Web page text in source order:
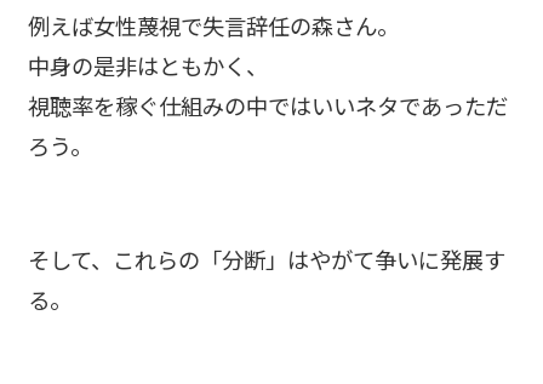
例えば女性蔑視で失言辞任の森さん。
中身の是非はともかく、
視聴率を稼ぐ仕組みの中ではいいネタであっただ
ろう。
そして、これらの「分断」はやがて争いに発展す
る。